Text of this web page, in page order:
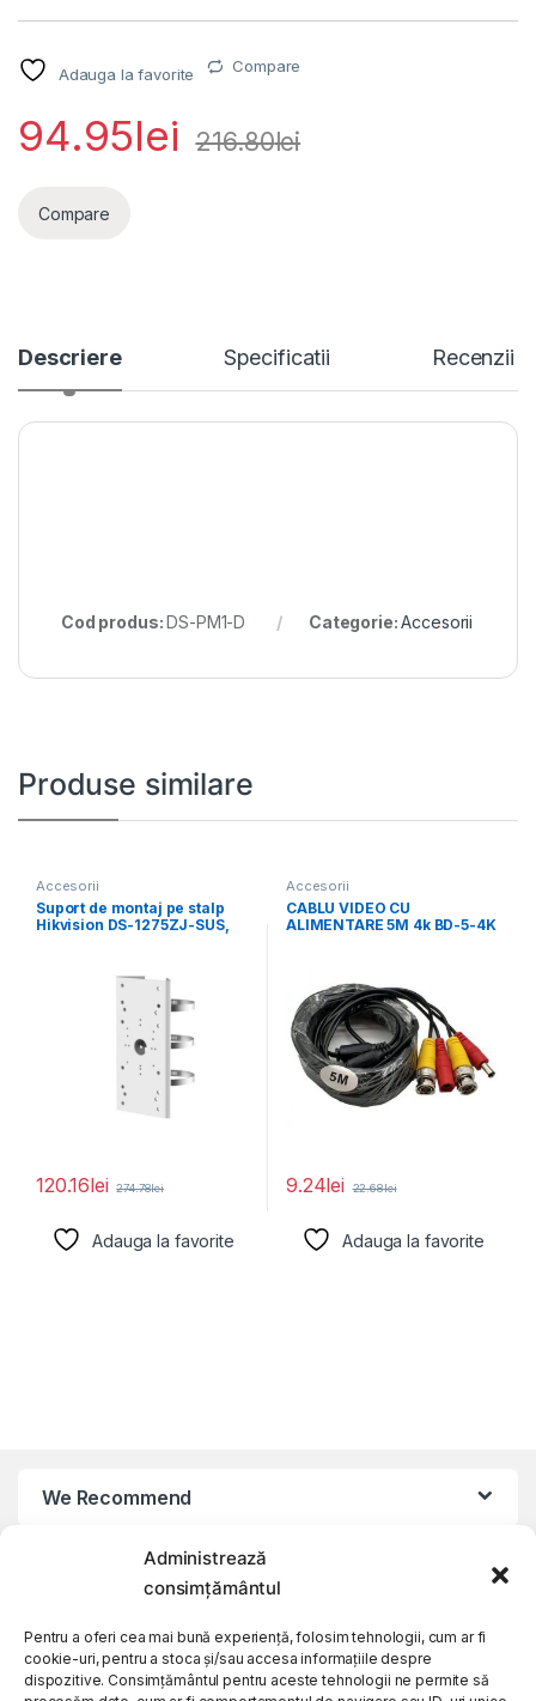
Administrează
consimțământul
Pentru a oferi cea mai bună experiență, folosim tehnologii, cum ar fi
cookie-uri, pentru a stoca și/sau accesa informațiile despre
dispozitive. Consimțământul pentru aceste tehnologii ne permite să
Adauga la favorite Compare
94.95lei 216.80lei
Compare
Descriere Specificatii Recenzii
Cod produs:DS-PM1-D Categorie:Accesorii
Produse similare
Accesorii
Suport de montaj pe stalp
Hikvision DS-1275ZJ-SUS,
120.16lei 274.78lei
Adauga la favorite
Accesorii
CABLU VIDEO CU
ALIMENTARE 5M 4k BD-5-4K
9.24lei 22.68lei
Adauga la favorite
We Recommend
My Account
Customer Care